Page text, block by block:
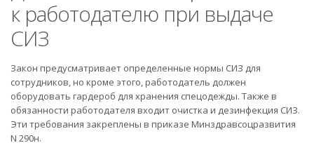
к работодателю при выдаче
СИЗ
Закон предусматривает определенные нормы СИЗ для
сотрудников, но кроме этого, работодатель должен
оборудовать гардероб для хранения спецодежды. Также в
обязанности работодателя входит очистка и дезинфекция СИЗ.
Эти требования закреплены в приказе Минздравсоцразвития
N 290н.